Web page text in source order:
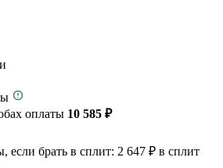
оплаты 10 585 ₽
если брать в сплит: 2 647 ₽ в сплит